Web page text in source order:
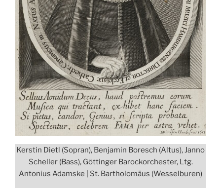
Kerstin Dietl (Sopran), Benjamin Boresch (Altus), Janno
Scheller (Bass), Göttinger Barockorchester, Ltg.
Antonius Adamske | St. Bartholomäus (Wesselburen)